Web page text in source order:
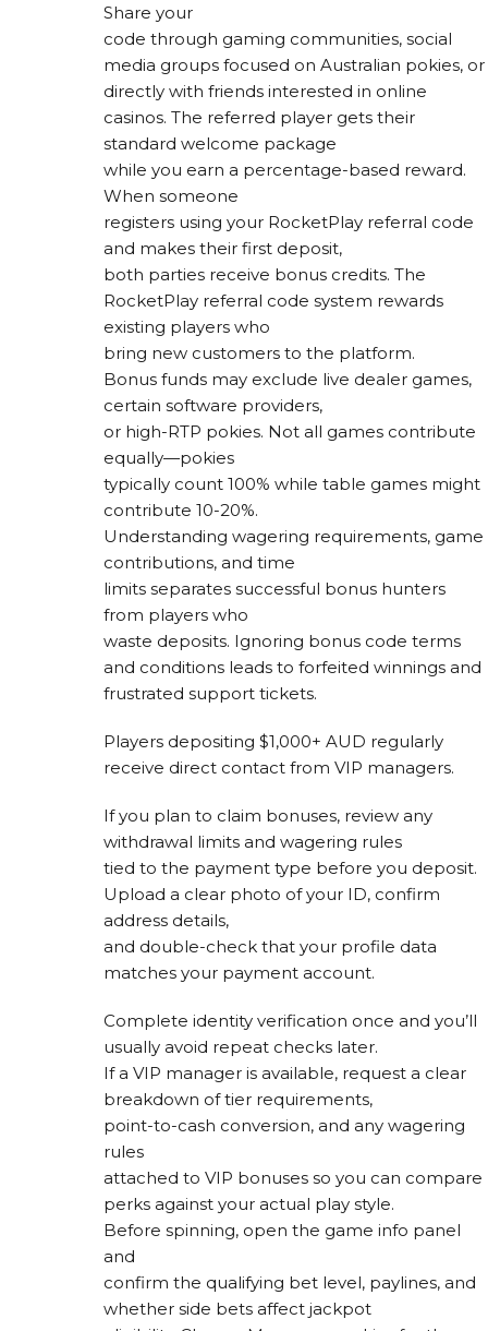
Share your
code through gaming communities, social
media groups focused on Australian pokies, or
directly with friends interested in online
casinos. The referred player gets their
standard welcome package
while you earn a percentage-based reward.
When someone
registers using your RocketPlay referral code
and makes their first deposit,
both parties receive bonus credits. The
RocketPlay referral code system rewards
existing players who
bring new customers to the platform.
Bonus funds may exclude live dealer games,
certain software providers,
or high-RTP pokies. Not all games contribute
equally—pokies
typically count 100% while table games might
contribute 10-20%.
Understanding wagering requirements, game
contributions, and time
limits separates successful bonus hunters
from players who
waste deposits. Ignoring bonus code terms
and conditions leads to forfeited winnings and
frustrated support tickets.
Players depositing $1,000+ AUD regularly
receive direct contact from VIP managers.
If you plan to claim bonuses, review any
withdrawal limits and wagering rules
tied to the payment type before you deposit.
Upload a clear photo of your ID, confirm
address details,
and double-check that your profile data
matches your payment account.
Complete identity verification once and you’ll
usually avoid repeat checks later.
If a VIP manager is available, request a clear
breakdown of tier requirements,
point-to-cash conversion, and any wagering
rules
attached to VIP bonuses so you can compare
perks against your actual play style.
Before spinning, open the game info panel
and
confirm the qualifying bet level, paylines, and
whether side bets affect jackpot